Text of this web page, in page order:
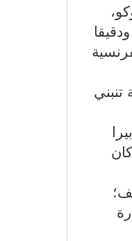
كما هائلا ودقيقا
الحماية الفرنسية